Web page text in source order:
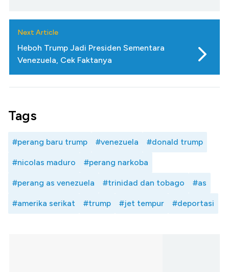
Next Article
Heboh Trump Jadi Presiden Sementara
Venezuela, Cek Faktanya
Tags
#perang baru trump #venezuela #donald trump
#nicolas maduro #perang narkoba
#perang as venezuela #trinidad dan tobago #as
#amerika serikat #trump #jet tempur #deportasi